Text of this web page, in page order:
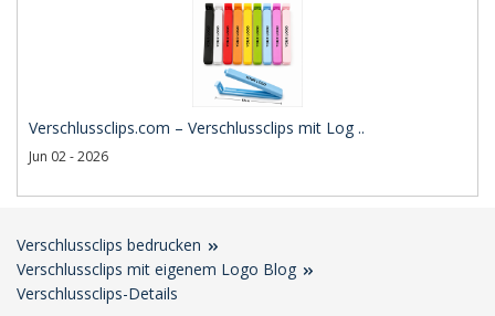
Verschlussclips.com – Verschlussclips mit Log ..
Jun 02 - 2026
Verschlussclips bedrucken
Verschlussclips mit eigenem Logo Blog
Verschlussclips-Details